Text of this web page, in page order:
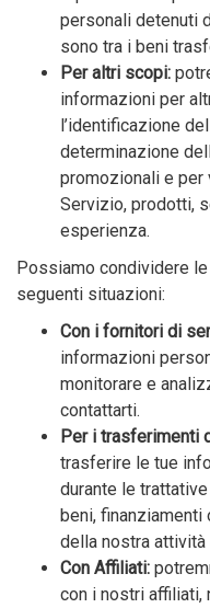
personali detenuti
sono tra i beni
Per altri scopi:
informazioni per
l’identificazione
determinazione
promozionali e per
Servizio, prodotti,
esperienza.
Possiamo condividere
seguenti situazioni:
Con i fornitori di
informazioni
monitorare e
contattarti.
Per i trasferimenti
trasferire le tue
durante le
beni,
della nostra attività
Con Affiliati:
con i nostri affiliati,